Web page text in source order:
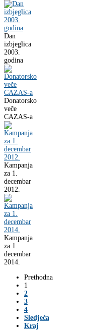
Dan
izbjeglica
2003.
godina
Donatorsko
veče
CAZAS-a
Kampanja
za 1.
decembar
2012.
Kampanja
za 1.
decembar
2014.
Prethodna
1
2
3
4
Sledjeća
Kraj